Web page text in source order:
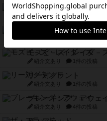
ダイススローン
紹介文なし 1件の投稿
ガルフストライク
モズビ－ズ・レイダ－
紹介文あり 1件の投稿
リー対グラント
紹介文あり 1件の投稿
ブレーキング・アウェ
紹介文あり 4件の投稿